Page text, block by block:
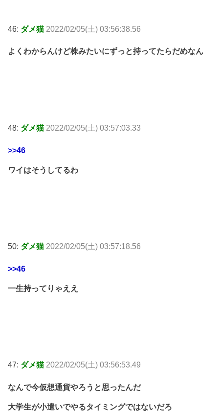
46: ダメ猫 2022/02/05(土) 03:56:38.56
よくわからんけど株みたいにずっと持ってたらだめなん
48: ダメ猫 2022/02/05(土) 03:57:03.33
>>46
ワイはそうしてるわ
50: ダメ猫 2022/02/05(土) 03:57:18.56
>>46
一生持ってりゃええ
47: ダメ猫 2022/02/05(土) 03:56:53.49
なんで今仮想通貨やろうと思ったんだ
大学生が小遣いでやるタイミングではないだろ